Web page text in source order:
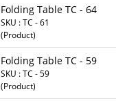
Folding Table TC - 64
SKU : TC - 61
(Product)
Folding Table TC - 59
SKU : TC - 59
(Product)